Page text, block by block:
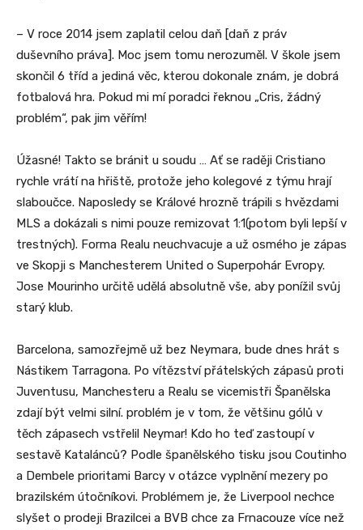
– V roce 2014 jsem zaplatil celou daň [daň z práv
duševního práva]. Moc jsem tomu nerozuměl. V škole jsem
skončil 6 tříd a jediná věc, kterou dokonale znám, je dobrá
fotbalová hra. Pokud mi mí poradci řeknou „Cris, žádný
problém“, pak jim věřím!
Úžasné! Takto se bránit u soudu … Ať se raději Cristiano
rychle vrátí na hřiště, protože jeho kolegové z týmu hrají
slaboučce. Naposledy se Králové hrozně trápili s hvězdami
MLS a dokázali s nimi pouze remizovat 1:1(potom byli lepší v
trestných). Forma Realu neuchvacuje a už osmého je zápas
ve Skopji s Manchesterem United o Superpohár Evropy.
Jose Mourinho určitě udělá absolutně vše, aby ponížil svůj
starý klub.
Barcelona, samozřejmě už bez Neymara, bude dnes hrát s
Nástikem Tarragona. Po vítězství přátelských zápasů proti
Juventusu, Manchesteru a Realu se vicemistři Španělska
zdají být velmi silní. problém je v tom, že většinu gólů v
těch zápasech vstřelil Neymar! Kdo ho teď zastoupí v
sestavě Katalánců? Podle španělského tisku jsou Coutinho
a Dembele prioritami Barcy v otázce vyplnění mezery po
brazilském útočníkovi. Problémem je, že Liverpool nechce
slyšet o prodeji Brazilcei a BVB chce za Frnacouze více než